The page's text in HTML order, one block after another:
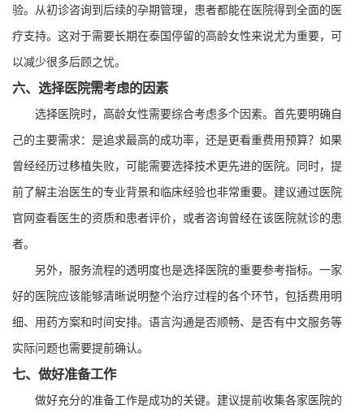
验。从初诊咨询到后续的孕期管理，患者都能在医院得到全面的医
疗支持。这对于需要长期在泰国停留的高龄女性来说尤为重要，可
以减少很多后顾之忧。
六、选择医院需考虑的因素
选择医院时，高龄女性需要综合考虑多个因素。首先要明确自
己的主要需求：是追求最高的成功率，还是更看重费用预算？如果
曾经经历过移植失败，可能需要选择技术更先进的医院。同时，提
前了解主治医生的专业背景和临床经验也非常重要。建议通过医院
官网查看医生的资质和患者评价，或者咨询曾经在该医院就诊的患
者。
另外，服务流程的透明度也是选择医院的重要参考指标。一家
好的医院应该能够清晰说明整个治疗过程的各个环节，包括费用明
细、用药方案和时间安排。语言沟通是否顺畅、是否有中文服务等
实际问题也需要提前确认。
七、做好准备工作
做好充分的准备工作是成功的关键。建议提前收集各家医院的